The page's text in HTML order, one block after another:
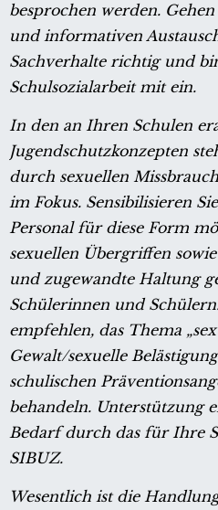
besprochen werden.
und informativen
Sachverhalte richtig und
Schulsozialarbeit mit ein.
In den an Ihren Schulen
Jugendschutzkonzepten
durch sexuellen
im Fokus. Sensibilisieren
Personal für diese Form
sexuellen Übergriffen
und zugewandte Haltung
Schülerinnen und
empfehlen, das Thema
Gewalt/sexuelle
schulischen
behandeln. Unterstützung
Bedarf durch das für Ihre
SIBUZ.
Wesentlich ist die